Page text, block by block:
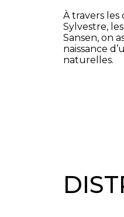
À travers
Sylvestre,
Sansen, on
naissance
naturelles.